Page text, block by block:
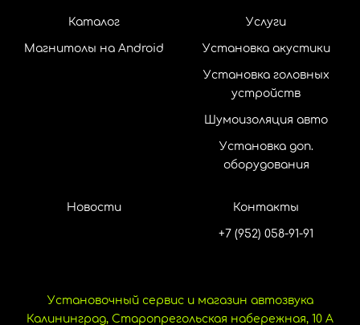
Каталог
Магнитолы на Android
Услуги
Установка акустики
Установка головных
устройств
Шумоизоляция авто
Установка доп.
оборудования
Новости Контакты
+7 (952) 058-91-91
Установочный сервис и магазин автозвука
Калининград, Старопрегольская набережная, 10 А